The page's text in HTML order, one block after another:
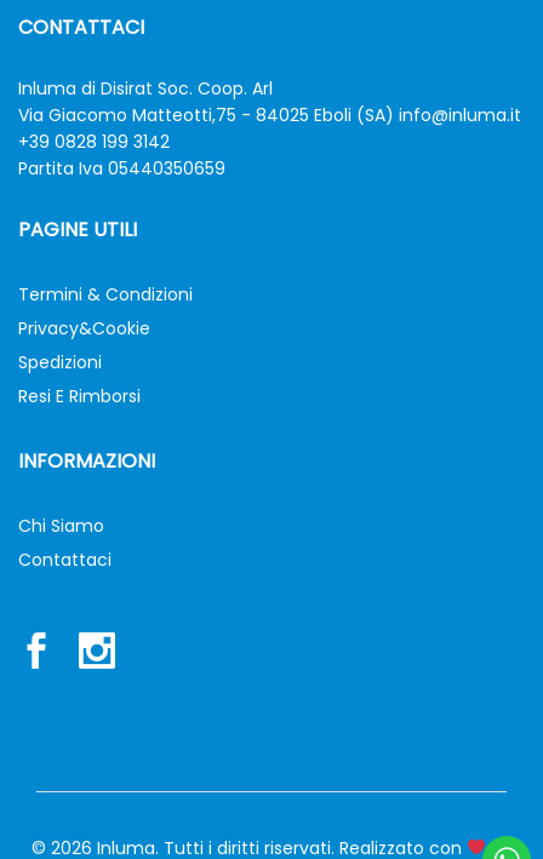
CONTATTACI
Inluma di Disirat Soc. Coop. Arl
Via Giacomo Matteotti,75 - 84025 Eboli (SA) info@inluma.it
+39 0828 199 3142
Partita Iva 05440350659
PAGINE UTILI
Termini & Condizioni
Privacy&Cookie
Spedizioni
Resi E Rimborsi
INFORMAZIONI
Chi Siamo
Contattaci
© 2026 Inluma. Tutti i diritti riservati. Realizzato con siw